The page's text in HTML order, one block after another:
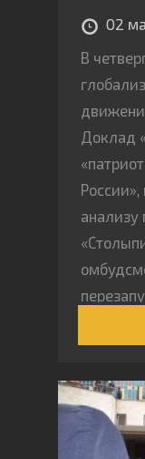
02
В
Доклад
роста.
что